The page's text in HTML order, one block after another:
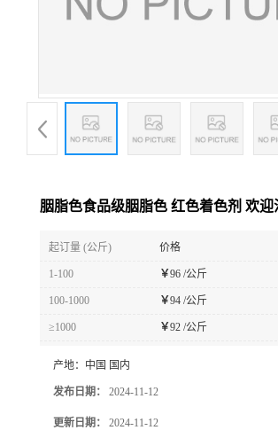
胭脂色食品级胭脂色 红色着色剂 欢迎
起订量 (公斤) 价格
1-100 ￥96 /公斤
100-1000 ￥94 /公斤
≥1000 ￥92 /公斤
产地： 中国 国内
发布日期： 2024-11-12
更新日期： 2024-11-12